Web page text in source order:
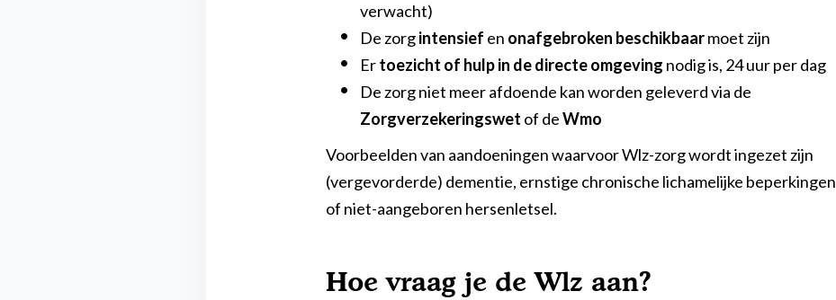
verwacht)
De zorgintensief en onafgebroken beschikbaarmoet zijn
Ertoezicht of hulp in de directe omgeving nodig is, 24 uur per dag
De zorg niet meer afdoende kan worden geleverd via de
Zorgverzekeringswet of deWmo
Voorbeelden van aandoeningen waarvoor Wlz-zorg wordt ingezet zijn
(vergevorderde) dementie, ernstige chronische lichamelijke beperkingen
of niet-aangeboren hersenletsel.
Hoe vraag je de Wlz aan?